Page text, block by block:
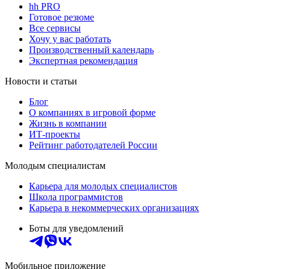
hh PRO
Готовое резюме
Все сервисы
Хочу у вас работать
Производственный календарь
Экспертная рекомендация
Новости и статьи
Блог
О компаниях в игровой форме
Жизнь в компании
ИТ-проекты
Рейтинг работодателей России
Молодым специалистам
Карьера для молодых специалистов
Школа программистов
Карьера в некоммерческих организациях
Боты для уведомлений
Мобильное приложение